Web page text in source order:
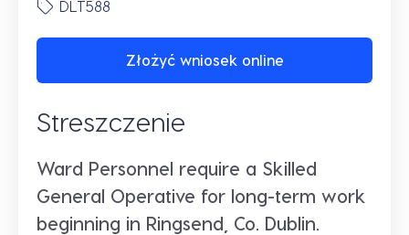
DLT588
Złożyć wniosek online
Streszczenie
Ward Personnel require a Skilled
General Operative for long-term work
beginning in Ringsend, Co. Dublin.